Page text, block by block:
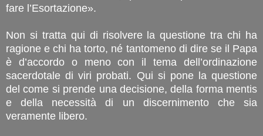
fare l’Esortazione».
Non si tratta qui di risolvere la questione tra chi ha
ragione e chi ha torto, né tantomeno di dire se il Papa
è d’accordo o meno con il tema dell’ordinazione
sacerdotale di viri probati. Qui si pone la questione
del come si prende una decisione, della forma mentis
e della necessità di un discernimento che sia
veramente libero.